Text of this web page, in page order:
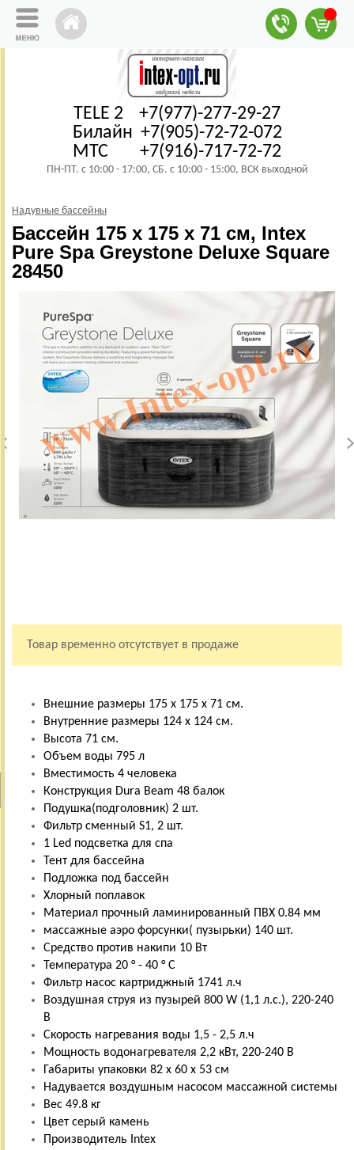
TELE 2 +7(977)-277-29-27
Билайн +7(905)-72-72-072
МТС +7(916)-717-72-72
ПН-ПТ. с 10:00 - 17:00, СБ. с 10:00 - 15:00, ВСК выходной
Надувные бассейны
Бассейн 175 х 175 x 71 см, Intex
Pure Spa Greystone Deluxe Square
28450
Товар временно отсутствует в продаже
Внешние размеры 175 х 175 x 71 см.
Внутренние размеры 124 x 124 см.
Высота 71 см.
Объем воды 795 л
Вместимость 4 человека
Конструкция Dura Beam 48 балок
Подушка(подголовник) 2 шт.
Фильтр сменный S1, 2 шт.
1 Led подсветка для спа
Тент для бассейна
Подложка под бассейн
Хлорный поплавок
Материал прочный ламинированный ПВХ 0.84 мм
массажные аэро форсунки( пузырьки) 140 шт.
Средство против накипи 10 Вт
Температура 20 ° - 40 ° C
Фильтр насос картриджный 1741 л.ч
Воздушная струя из пузырей 800 W (1,1 л.с.), 220-240
В
Скорость нагревания воды 1,5 - 2,5 л.ч
Мощность водонагревателя 2,2 кВт, 220-240 В
Габариты упаковки 82 х 60 х 53 см
Надувается воздушным насосом массажной системы
Вес 49.8 кг
Цвет серый камень
Производитель Intex